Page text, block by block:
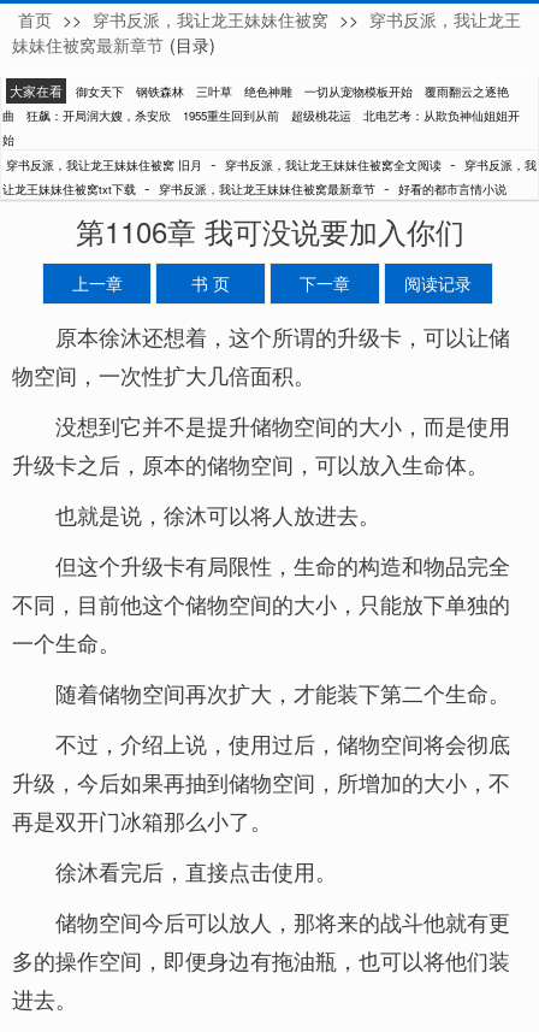
旧月
首页 >> 穿书反派，我让龙王妹妹住被窝 >> 穿书反派，我让龙王
妹妹住被窝最新章节 (目录)
大家在看 御女天下 钢铁森林 三叶草 绝色神雕 一切从宠物模板开始
覆雨翻云之逐艳
曲
狂飙：开局润大嫂，杀安欣 1955重生回到从前 超级桃花运
北电艺考：从欺负神仙姐姐开
始
穿书反派，我让龙王妹妹住被窝 旧月
- 穿书反派，我让龙王妹妹住被窝全文阅读 -
穿书反派，我
让龙王妹妹住被窝txt下载 - 穿书反派，我让龙王妹妹住被窝最新章节 - 好看的都市言情小说
第1106章 我可没说要加入你们
上一章 书 页 下一章 阅读记录
原本徐沐还想着，这个所谓的升级卡，可以让储
物空间，一次性扩大几倍面积。
没想到它并不是提升储物空间的大小，而是使用
升级卡之后，原本的储物空间，可以放入生命体。
也就是说，徐沐可以将人放进去。
但这个升级卡有局限性，生命的构造和物品完全
不同，目前他这个储物空间的大小，只能放下单独的
一个生命。
随着储物空间再次扩大，才能装下第二个生命。
不过，介绍上说，使用过后，储物空间将会彻底
升级，今后如果再抽到储物空间，所增加的大小，不
再是双开门冰箱那么小了。
徐沐看完后，直接点击使用。
储物空间今后可以放人，那将来的战斗他就有更
多的操作空间，即便身边有拖油瓶，也可以将他们装
进去。